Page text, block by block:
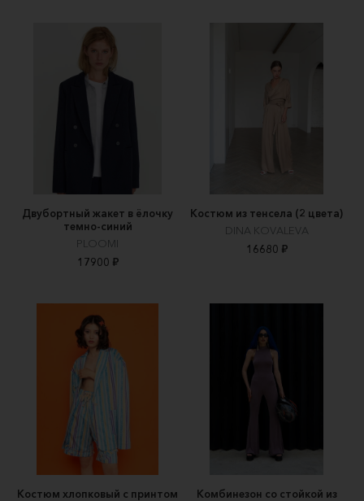
Двубортный жакет в ёлочку
темно-синий
PLOOMI
17900 ₽
Костюм из тенсела (2 цвета)
DINA KOVALEVA
16680 ₽
Костюм хлопковый с принтом
Комбинезон со стойкой из